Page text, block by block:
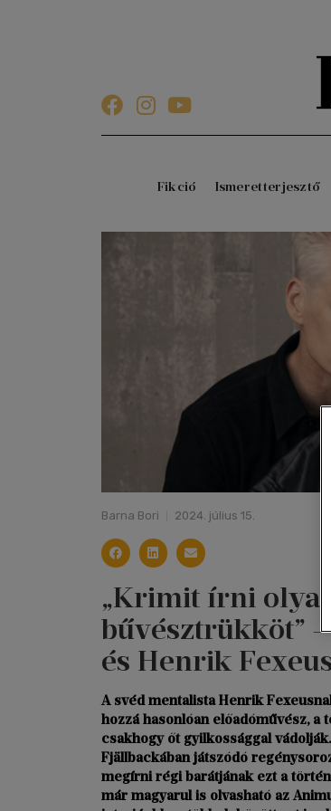
Fikció Ismeretterjesztő
Barna Bori 2024. július 15.
„Krimit írni
bűvésztrükköt”
és Henrik
A svéd mentalista Henrik
hozzá hasonlóan előadóművész,
csakhogy őt gyilkossággal
Fjällbackában játszódó
megírni régi barátjának ezt a
már magyarul is olvasható az